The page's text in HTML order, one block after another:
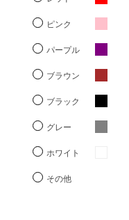
ピンク
パープル
ブラウン
ブラック
グレー
ホワイト
その他